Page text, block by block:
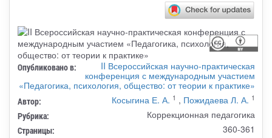
Опубликовано в:
II Всероссийская научно-практическая
конференция с международным участием
«Педагогика, психология, общество: от теории к практике»
Автор: Косыгина Е. А. 1 , Пожидаева Л. А. 1
Рубрика: Коррекционная педагогика
Страницы: 360-361